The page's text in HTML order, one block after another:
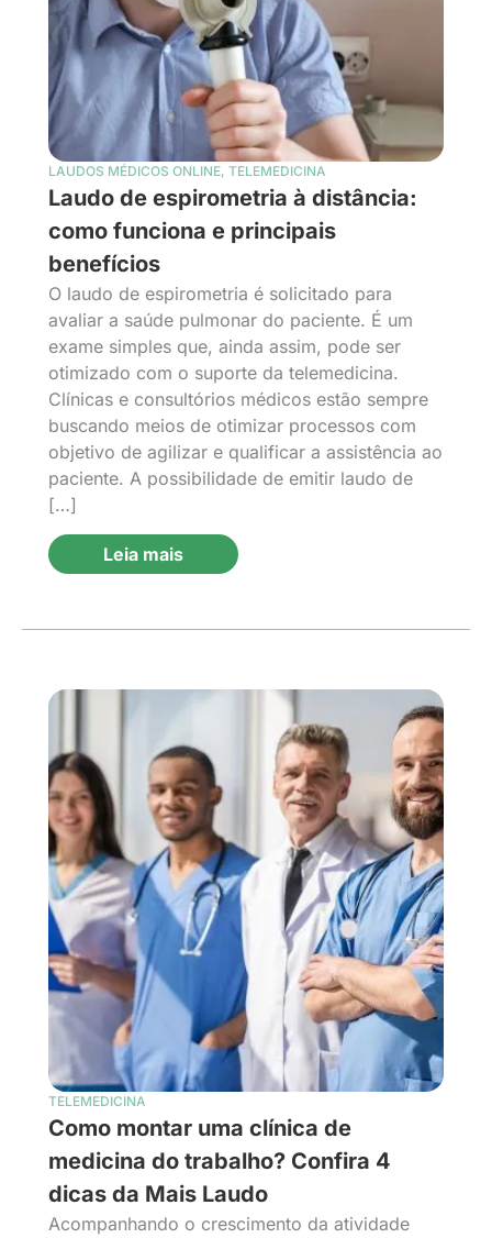
LAUDOS MÉDICOS ONLINE, TELEMEDICINA
Laudo de espirometria à distância:
como funciona e principais
benefícios
O laudo de espirometria é solicitado para
avaliar a saúde pulmonar do paciente. É um
exame simples que, ainda assim, pode ser
otimizado com o suporte da telemedicina.
Clínicas e consultórios médicos estão sempre
buscando meios de otimizar processos com
objetivo de agilizar e qualificar a assistência ao
paciente. A possibilidade de emitir laudo de
[…]
Leia mais
TELEMEDICINA
Como montar uma clínica de
medicina do trabalho? Confira 4
dicas da Mais Laudo
Acompanhando o crescimento da atividade